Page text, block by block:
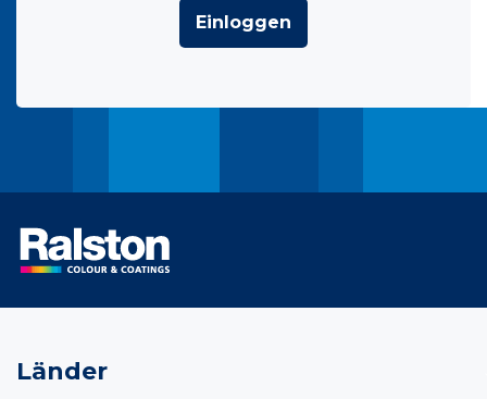
Einloggen
Länder